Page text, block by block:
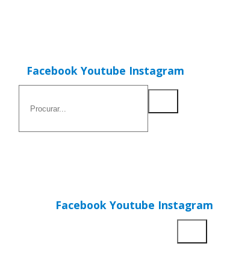
Facebook Youtube Instagram
Facebook Youtube Instagram